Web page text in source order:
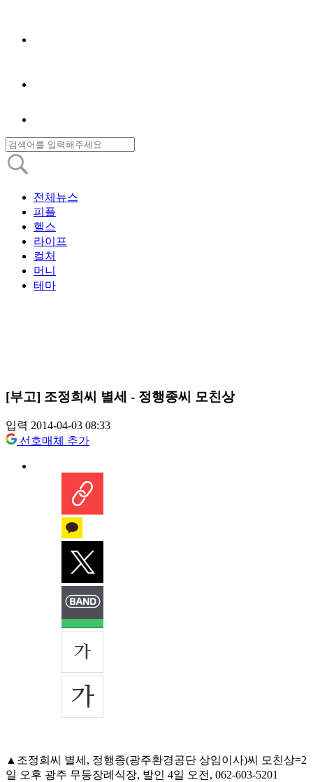
전체뉴스
피플
헬스
라이프
컬처
머니
테마
[부고] 조정희씨 별세 - 정행종씨 모친상
입력 2014-04-03 08:33
선호매체 추가
▲조정희씨 별세, 정행종(광주환경공단 상임이사)씨 모친상=2
일 오후 광주 무등장례식장, 발인 4일 오전, 062-603-5201